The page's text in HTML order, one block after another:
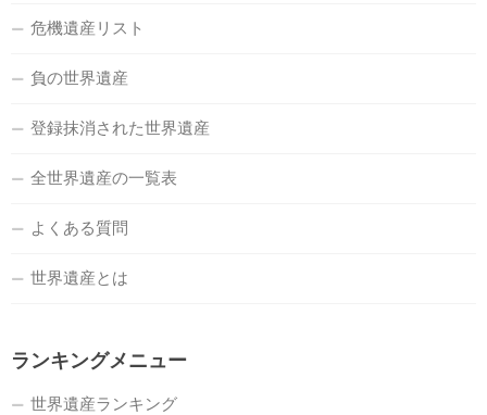
危機遺産リスト
負の世界遺産
登録抹消された世界遺産
全世界遺産の一覧表
よくある質問
世界遺産とは
ランキングメニュー
世界遺産ランキング